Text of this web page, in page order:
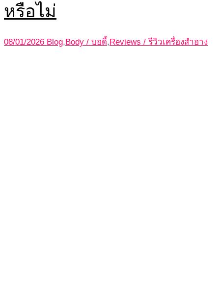
หรือไม่
08/01/2026 Blog, Body / บอดี้, Reviews / รีวิวเครื่องสำอาง